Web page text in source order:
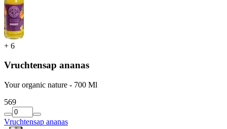
+ 6
Vruchtensap ananas
Your organic nature - 700 Ml
569
Vruchtensap ananas